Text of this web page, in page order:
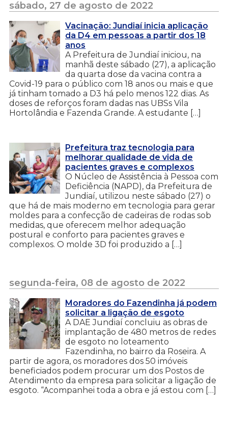
sábado, 27 de agosto de 2022
Vacinação: Jundiaí inicia aplicação
da D4 em pessoas a partir dos 18
anos
A Prefeitura de Jundiaí iniciou, na
manhã deste sábado (27), a aplicação
da quarta dose da vacina contra a
Covid-19 para o público com 18 anos ou mais e que
já tinham tomado a D3 há pelo menos 122 dias. As
doses de reforços foram dadas nas UBSs Vila
Hortolândia e Fazenda Grande. A estudante […]
Prefeitura traz tecnologia para
melhorar qualidade de vida de
pacientes graves e complexos
O Núcleo de Assistência à Pessoa com
Deficiência (NAPD), da Prefeitura de
Jundiaí, utilizou neste sábado (27) o
que há de mais moderno em tecnologia para gerar
moldes para a confecção de cadeiras de rodas sob
medidas, que oferecem melhor adequação
postural e conforto para pacientes graves e
complexos. O molde 3D foi produzido a […]
segunda-feira, 08 de agosto de 2022
Moradores do Fazendinha já podem
solicitar a ligação de esgoto
A DAE Jundiaí concluiu as obras de
implantação de 480 metros de redes
de esgoto no loteamento
Fazendinha, no bairro da Roseira. A
partir de agora, os moradores dos 50 imóveis
beneficiados podem procurar um dos Postos de
Atendimento da empresa para solicitar a ligação de
esgoto. “Acompanhei toda a obra e já estou com […]